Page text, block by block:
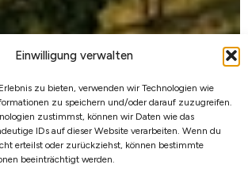
Einwilligung verwalten
zu bieten, verwenden wir Technologien wie
zu speichern und/oder darauf zuzugreifen.
zustimmst, können wir Daten wie das
IDs auf dieser Website verarbeiten. Wenn du
erteilst oder zurückziehst, können bestimmte
beeinträchtigt werden.